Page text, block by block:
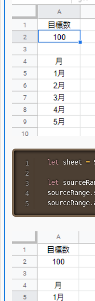
let sheet =
let
  sourceRange
.
  sourceRange
.